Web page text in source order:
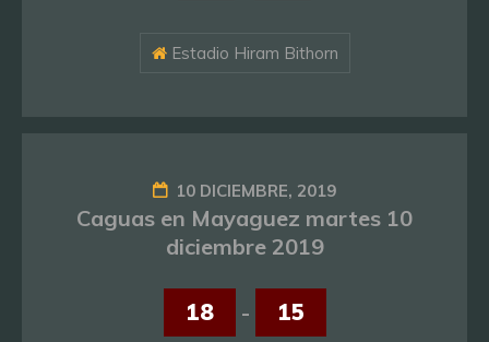
Estadio Hiram Bithorn
10 DICIEMBRE, 2019
Caguas en Mayaguez martes 10
diciembre 2019
18 - 15